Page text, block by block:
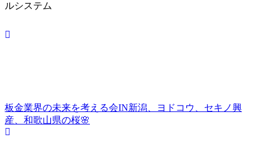
ルシステム
板金業界の未来を考える会IN新潟、ヨドコウ、セキノ興
産、和歌山県の桜🌸